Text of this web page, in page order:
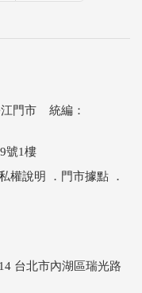
江門市 統編：
號1樓
權說明 ． 門市據點 ．
台北市內湖區瑞光路